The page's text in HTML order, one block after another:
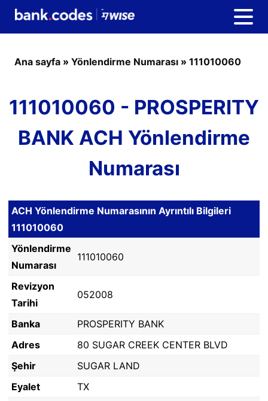
Ana sayfa » Yönlendirme Numarası » 111010060
111010060 - PROSPERITY
BANK ACH Yönlendirme
Numarası
ACH Yönlendirme Numarasının Ayrıntılı Bilgileri
111010060
Yönlendirme
Numarası
111010060
Revizyon
Tarihi
052008
Banka
PROSPERITY BANK
Adres
80 SUGAR CREEK CENTER BLVD
Şehir
SUGAR LAND
Eyalet
TX